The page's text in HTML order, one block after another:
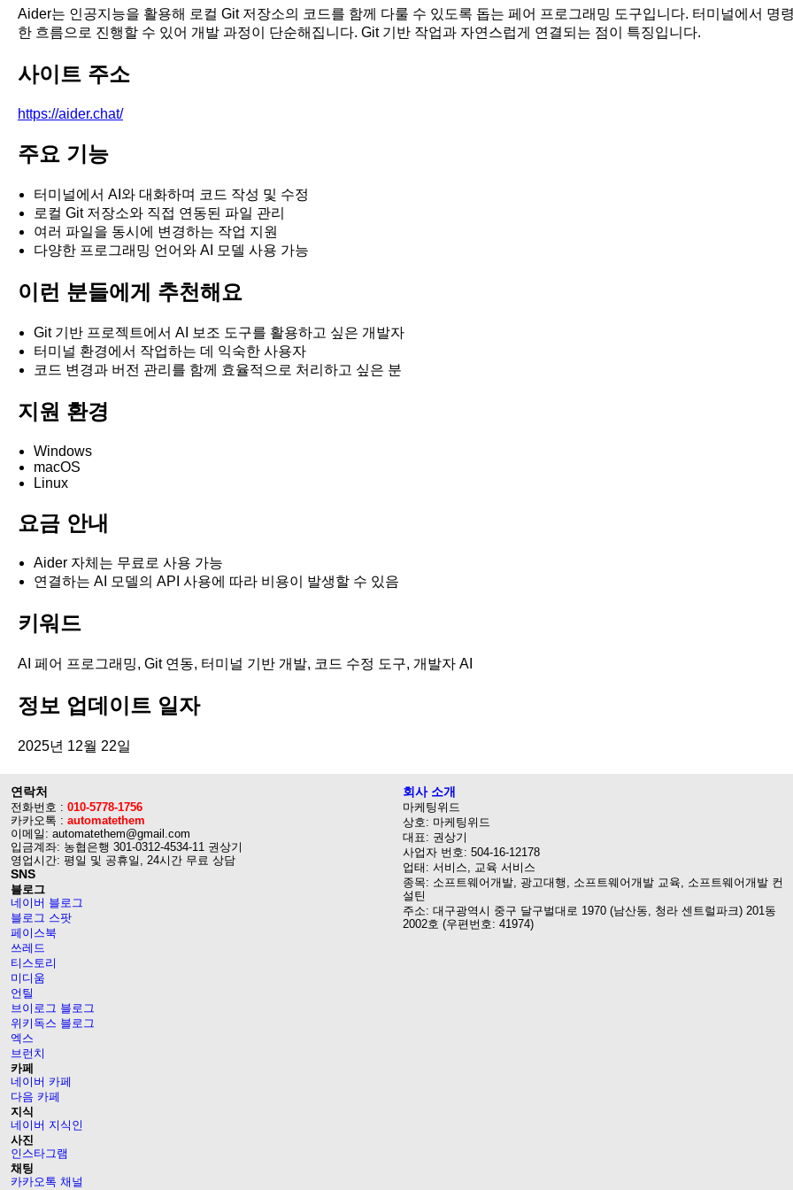
Aider는 인공지능을 활용해 로컬 Git 저장소의 코드를 함께 다룰 수 있도록 돕는 페어 프로그래밍 도구입니다. 터미널에서 명
한 흐름으로 진행할 수 있어 개발 과정이 단순해집니다. Git 기반 작업과 자연스럽게 연결되는 점이 특징입니다.
사이트 주소
https://aider.chat/
주요 기능
터미널에서 AI와 대화하며 코드 작성 및 수정
로컬 Git 저장소와 직접 연동된 파일 관리
여러 파일을 동시에 변경하는 작업 지원
다양한 프로그래밍 언어와 AI 모델 사용 가능
이런 분들에게 추천해요
Git 기반 프로젝트에서 AI 보조 도구를 활용하고 싶은 개발자
터미널 환경에서 작업하는 데 익숙한 사용자
코드 변경과 버전 관리를 함께 효율적으로 처리하고 싶은 분
지원 환경
Windows
macOS
Linux
요금 안내
Aider 자체는 무료로 사용 가능
연결하는 AI 모델의 API 사용에 따라 비용이 발생할 수 있음
키워드
AI 페어 프로그래밍, Git 연동, 터미널 기반 개발, 코드 수정 도구, 개발자 AI
정보 업데이트 일자
2025년 12월 22일
연락처
전화번호 : 010-5778-1756
카카오톡 : automatethem
이메일: automatethem@gmail.com
입금계좌: 농협은행 301-0312-4534-11 권상기
영업시간: 평일 및 공휴일, 24시간 무료 상담
SNS
블로그
네이버 블로그
블로그 스팟
페이스북
쓰레드
티스토리
미디움
언틸
브이로그 블로그
위키독스 블로그
엑스
브런치
카페
네이버 카페
다음 카페
지식
네이버 지식인
사진
인스타그램
채팅
카카오톡 채널
회사 소개
마케팅위드
상호: 마케팅위드
대표: 권상기
사업자 번호: 504-16-12178
업태: 서비스, 교육 서비스
종목: 소프트웨어개발, 광고대행, 소프트웨어개발 교육, 소프트웨어개발 컨
설틴
주소: 대구광역시 중구 달구벌대로 1970 (남산동, 청라 센트럴파크) 201동
2002호 (우편번호: 41974)